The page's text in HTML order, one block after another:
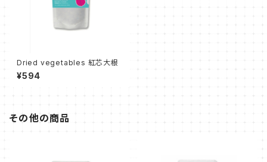
Dried vegetables 紅芯大根
¥594
その他の商品